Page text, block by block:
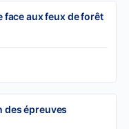
aux feux de forêt
des épreuves